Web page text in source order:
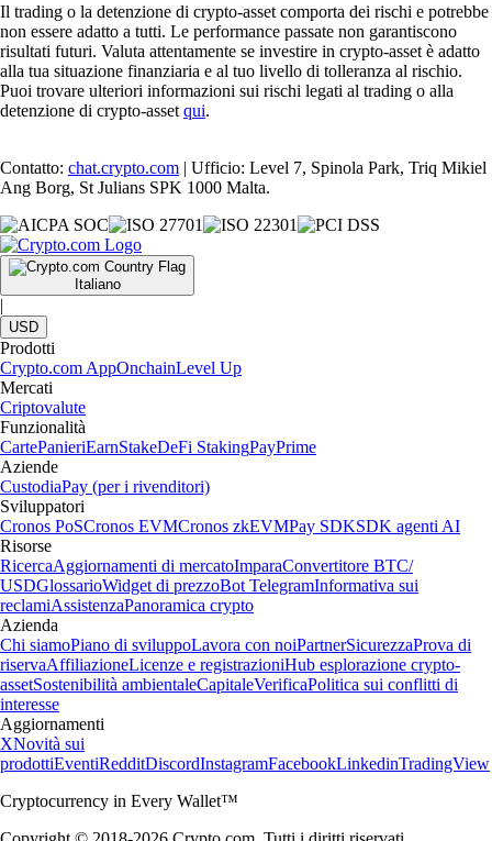
Il trading o la detenzione di crypto-asset comporta dei rischi e potrebbe
non essere adatto a tutti. Le performance passate non garantiscono
risultati futuri. Valuta attentamente se investire in crypto-asset è adatto
alla tua situazione finanziaria e al tuo livello di tolleranza al rischio.
Puoi trovare ulteriori informazioni sui rischi legati al trading o alla
detenzione di crypto-asset qui.
Contatto: chat.crypto.com | Ufficio: Level 7, Spinola Park, Triq Mikiel
Ang Borg, St Julians SPK 1000 Malta.
Italiano
|
USD
Prodotti
Crypto.com AppOnchainLevel Up
Mercati
Criptovalute
Funzionalità
CartePanieriEarnStakeDeFi StakingPayPrime
Aziende
CustodiaPay (per i rivenditori)
Sviluppatori
Cronos PoSCronos EVMCronos zkEVMPay SDKSDK agenti AI
Risorse
RicercaAggiornamenti di mercatoImparaConvertitore BTC/
USDGlossarioWidget di prezzoBot TelegramInformativa sui
reclamiAssistenzaPanoramica crypto
Azienda
Chi siamoPiano di sviluppoLavora con noiPartnerSicurezzaProva di
riservaAffiliazioneLicenze e registrazioniHub esplorazione crypto-
assetSostenibilità ambientaleCapitaleVerificaPolitica sui conflitti di
interesse
Aggiornamenti
XNovità sui
prodottiEventiRedditDiscordInstagramFacebookLinkedinTradingView
Cryptocurrency in Every Wallet™